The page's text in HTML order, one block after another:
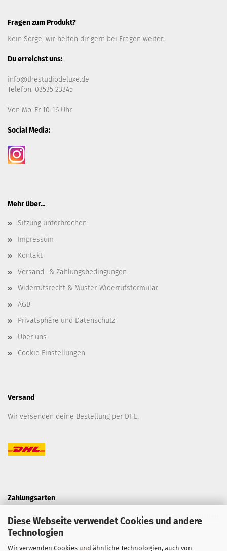
Diese Webseite verwendet Cookies und andere
Technologien
Wir verwenden Cookies und ähnliche Technologien, auch von
Fragen zum Produkt?
Kein Sorge, wir helfen dir gern bei Fragen weiter.
Du erreichst uns:
info@thestudiodeluxe.de
Telefon: 03535 23345
Von Mo-Fr 10-16 Uhr
Social Media:
Mehr über...
Sitzung unterbrochen
Impressum
Kontakt
Versand- & Zahlungsbedingungen
Widerrufsrecht & Muster-Widerrufsformular
AGB
Privatsphäre und Datenschutz
Über uns
Cookie Einstellungen
Versand
Wir versenden deine Bestellung per DHL.
Zahlungsarten
Kaufe bei uns sicher ein mit einer Vielzahl von unterschiedlichen
Zahlungsarten.